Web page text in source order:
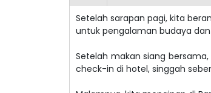
Setelah sarapan pagi, kita
untuk pengalaman budaya
Setelah makan siang
check-in di hotel, singgah